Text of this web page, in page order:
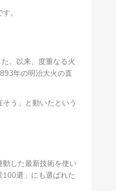
。
。以来、度重なる火
年の明治大火の直
う」と動いたという
した最新技術を使い
選」にも選ばれた